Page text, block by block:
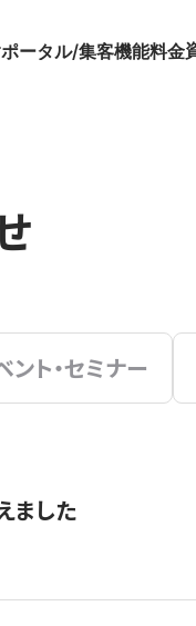
ポータル/集客機能料金
ント・セミナー
ました